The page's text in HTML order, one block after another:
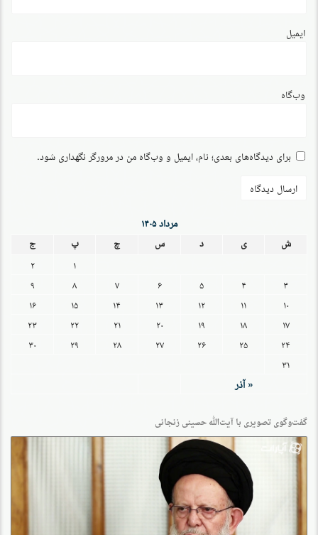
ایمیل
وب‌گاه
برای دیدگاه‌های بعدی؛ نام، ایمیل و وب‌گاه من در مرورگر نگهداری شود.
مرداد ۱۴۰۵
ش
ی د س چ پ
ج
۱
۲
۳
۴ ۵ ۶ ۷ ۸
۹
۱۰
۱۱ ۱۲ ۱۳ ۱۴ ۱۵
۱۶
۱۷
۱۸ ۱۹ ۲۰ ۲۱ ۲۲
۲۳
۲۴
۲۵ ۲۶ ۲۷ ۲۸ ۲۹
۳۰
۳۱
« آذر
گفت‌وگو‌ی تصویری با آیت‌الله حسینی زنجانی